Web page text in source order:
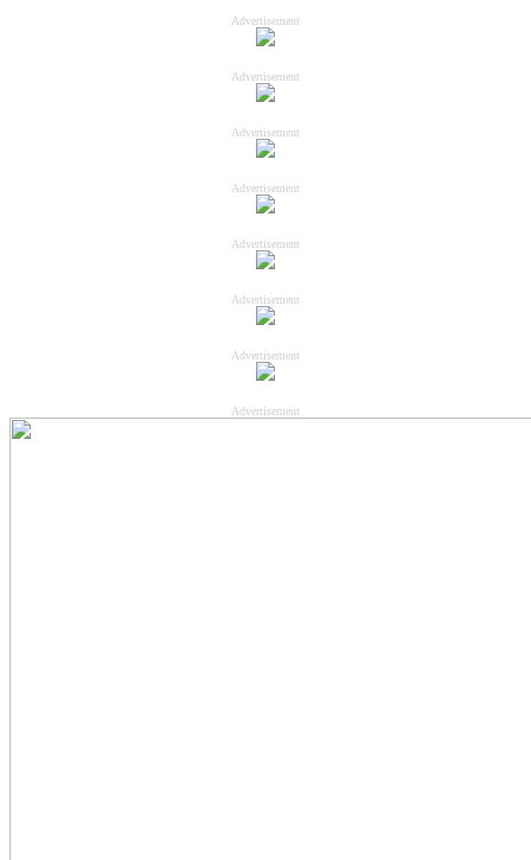
Advertisement
Advertisement
Advertisement
Advertisement
Advertisement
Advertisement
Advertisement
Advertisement